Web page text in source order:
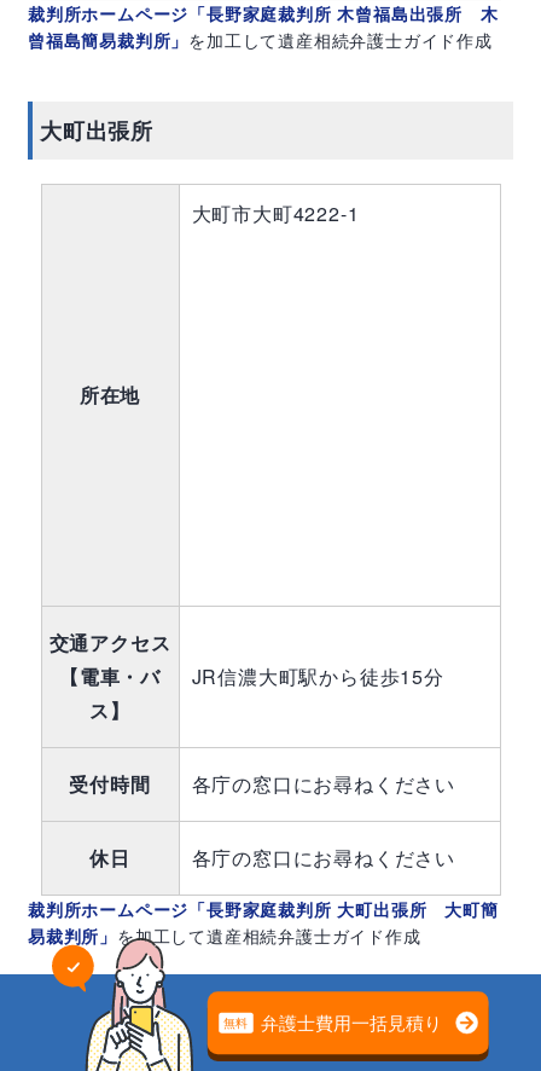
相続放棄の問題は 専門家の無料相談でスッキリ解決
裁判所ホームページ「長野家庭裁判所 木曾福島出張所 木
曾福島簡易裁判所」 を加工して遺産相続弁護士ガイド作成
大町出張所
所在地
大町市大町4222-1
交通アクセス
【電車・バ
ス】
JR信濃大町駅から徒歩15分
受付時間 各庁の窓口にお尋ねください
休日 各庁の窓口にお尋ねください
裁判所ホームページ「長野家庭裁判所 大町出張所 大町簡
易裁判所」 を加工して遺産相続弁護士ガイド作成
相続放棄は、申立書類を提出して終わりではなく、その